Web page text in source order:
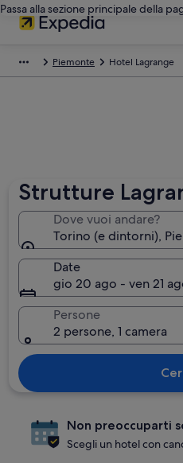
Passa alla sezione principale della
Piemonte Hotel Lagrange
Strutture
Dove vuoi andare?
Torino (e dintorni),
Date
gio 20 ago - ven 21
Persone
2 persone, 1 camera
Non preoccuparti
Scegli un hotel con